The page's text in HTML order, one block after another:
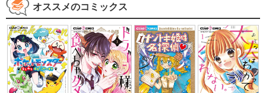
オススメのコミックス